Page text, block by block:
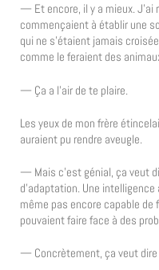
— Et encore, il y a mieux. J’ai
commençaient à établir une
qui ne s’étaient jamais
comme le feraient des
— Ça a l’air de te plaire.
Les yeux de mon frère
auraient pu rendre aveugle.
— Mais c’est génial, ça veut
d’adaptation. Une
même pas encore capable de
pouvaient faire face à des
— Concrètement, ça veut dire